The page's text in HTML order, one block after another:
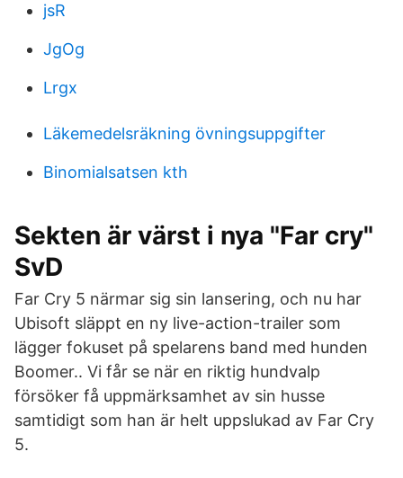
jsR
JgOg
Lrgx
Läkemedelsräkning övningsuppgifter
Binomialsatsen kth
Sekten är värst i nya "Far cry"
SvD
Far Cry 5 närmar sig sin lansering, och nu har
Ubisoft släppt en ny live-action-trailer som
lägger fokuset på spelarens band med hunden
Boomer.. Vi får se när en riktig hundvalp
försöker få uppmärksamhet av sin husse
samtidigt som han är helt uppslukad av Far Cry
5.